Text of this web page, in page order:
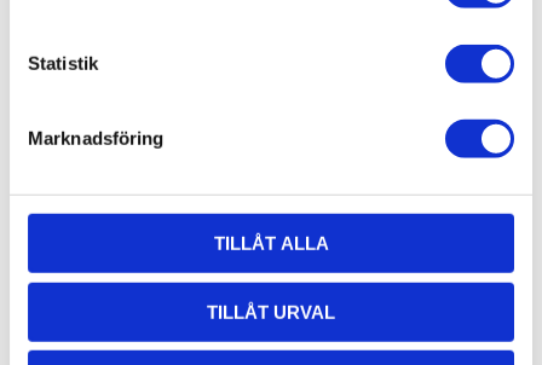
Statistik
Marknadsföring
TILLÅT ALLA
TILLÅT URVAL
AluCon AB